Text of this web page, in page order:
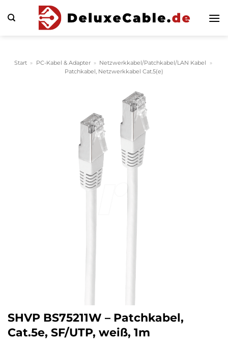
Inhalt
Start » PC-Kabel & Adapter » Netzwerkkabel/Patchkabel/LAN Kabel
»
Patchkabel, Netzwerkkabel Cat.5(e)
SHVP BS75211W – Patchkabel,
Cat.5e, SF/UTP, weiß, 1m